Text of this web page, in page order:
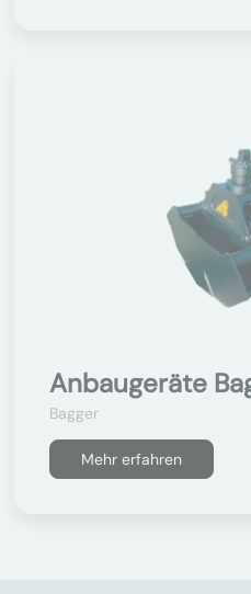
Anbaugeräte
Bagger
Mehr erfahren